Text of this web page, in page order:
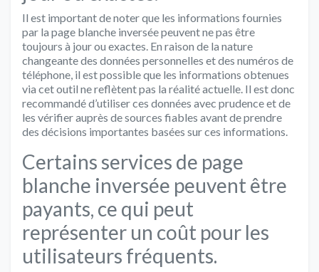
Il est important de noter que les informations fournies
par la page blanche inversée peuvent ne pas être
toujours à jour ou exactes. En raison de la nature
changeante des données personnelles et des numéros de
téléphone, il est possible que les informations obtenues
via cet outil ne reflètent pas la réalité actuelle. Il est donc
recommandé d’utiliser ces données avec prudence et de
les vérifier auprès de sources fiables avant de prendre
des décisions importantes basées sur ces informations.
Certains services de page
blanche inversée peuvent être
payants, ce qui peut
représenter un coût pour les
utilisateurs fréquents.